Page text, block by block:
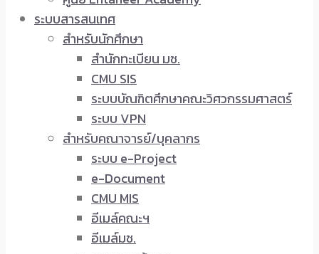
ระบบสารสนเทศ
สำหรับนักศึกษา
สำนักทะเบียน มช.
CMU SIS
ระบบบัณฑิตศึกษาคณะวิศวกรรมศาสตร์
ระบบ VPN
สำหรับคณาจารย์/บุคลากร
ระบบ e-Project
e-Document
CMU MIS
อีเมล์คณะฯ
อีเมล์มช.